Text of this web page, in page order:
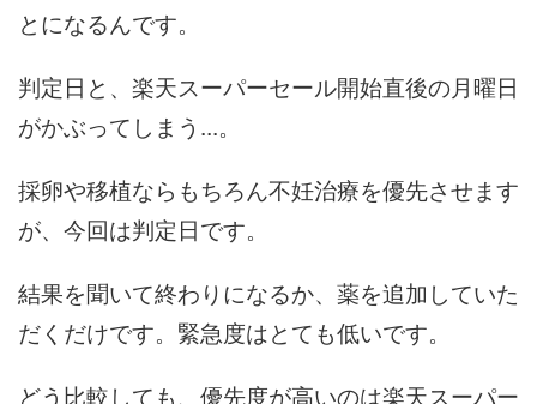
とになるんです。
判定日と、楽天スーパーセール開始直後の月曜日
がかぶってしまう...。
採卵や移植ならもちろん不妊治療を優先させます
が、今回は判定日です。
結果を聞いて終わりになるか、薬を追加していた
だくだけです。緊急度はとても低いです。
どう比較しても、優先度が高いのは楽天スーパー